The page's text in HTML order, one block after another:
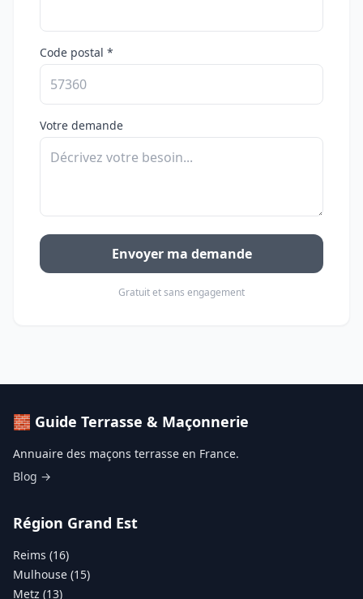
Code postal *
Votre demande
Envoyer ma demande
Gratuit et sans engagement
🧱 Guide Terrasse & Maçonnerie
Annuaire des maçons terrasse en France.
Blog →
Région Grand Est
Reims (16)
Mulhouse (15)
Metz (13)